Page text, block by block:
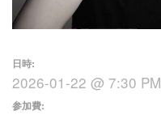
日時:
2026-01-22 @ 7:30 PM
参加費: